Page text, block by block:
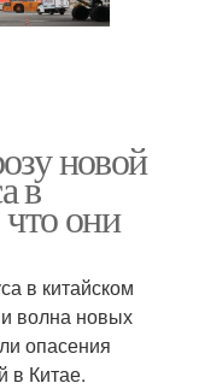
новой
в
они
в китайском
волна новых
опасения
в Китае.